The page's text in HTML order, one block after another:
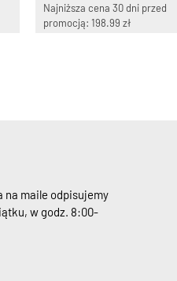
Najniższa cena 30 dni przed
promocją: 198.99 zł
na maile odpisujemy
w godz. 8:00-